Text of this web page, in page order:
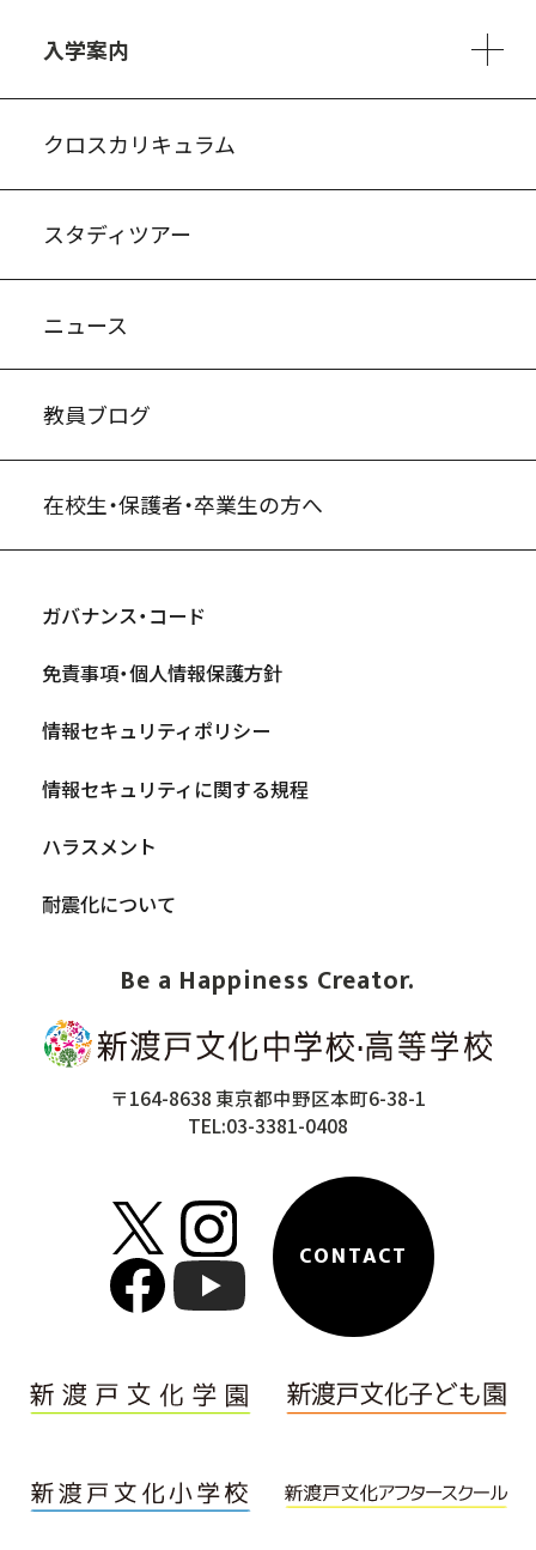
Be a Happiness Creator.
〒164-8638 東京都中野区本町6-38-1
TEL:03-3381-0408
CONTACT
入学案内
クロスカリキュラム
スタディツアー
ニュース
教員ブログ
在校生・保護者・卒業生の方へ
ガバナンス・コード
免責事項・個人情報保護方針
情報セキュリティポリシー
情報セキュリティに関する規程
ハラスメント
耐震化について